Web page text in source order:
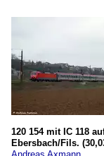
120 154 mit IC 118
Ebersbach/Fils.